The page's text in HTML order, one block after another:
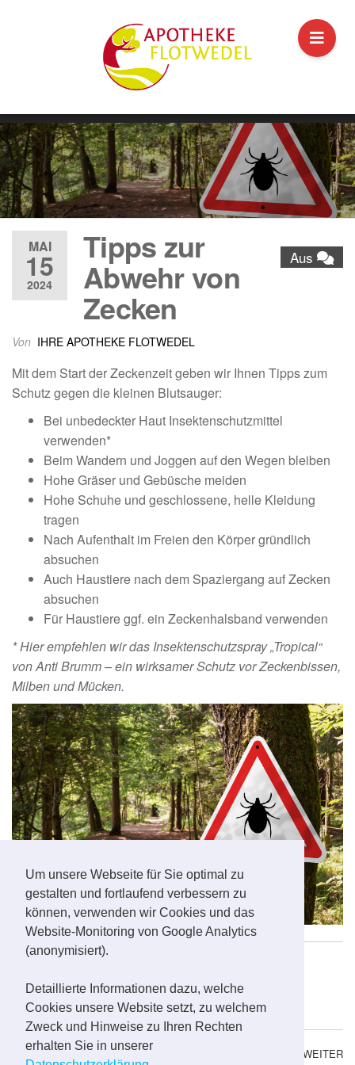
Um unsere Webseite für Sie optimal zu
gestalten und fortlaufend verbessern zu
können, verwenden wir Cookies und das
Website-Monitoring von Google Analytics
(anonymisiert).
Detaillierte Informationen dazu, welche
Cookies unsere Website setzt, zu welchem
Zweck und Hinweise zu Ihren Rechten
erhalten Sie in unserer
MAI
15
2024
Aus
Tipps zur
Abwehr von
Zecken
Von IHRE APOTHEKE FLOTWEDEL
Mit dem Start der Zeckenzeit geben wir Ihnen Tipps zum
Schutz gegen die kleinen Blutsauger:
Bei unbedeckter Haut Insektenschutzmittel
verwenden*
Beim Wandern und Joggen auf den Wegen bleiben
Hohe Gräser und Gebüsche meiden
Hohe Schuhe und geschlossene, helle Kleidung
tragen
Nach Aufenthalt im Freien den Körper gründlich
absuchen
Auch Haustiere nach dem Spaziergang auf Zecken
absuchen
Für Haustiere ggf. ein Zeckenhalsband verwenden
* Hier empfehlen wir das Insektenschutzspray „Tropical“
von Anti Brumm – ein wirksamer Schutz vor Zeckenbissen,
Milben und Mücken.
Veröffentlicht in Gesundheitstipps
Insektenspray Mücken Outdoor Reise Reiseapotheke
Zecken Zeckenschutz
ZURÜCK WEITER